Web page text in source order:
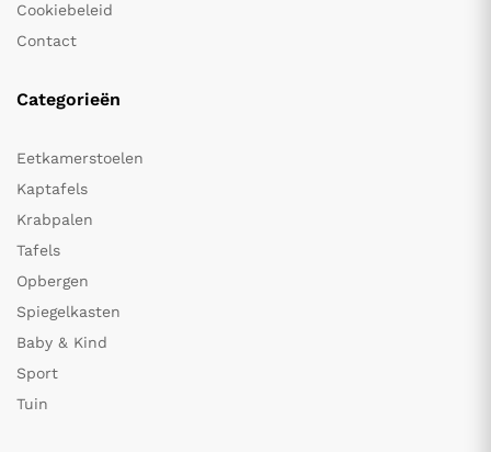
Cookiebeleid
Contact
Categorieën
Eetkamerstoelen
Kaptafels
Krabpalen
Tafels
Opbergen
Spiegelkasten
Baby & Kind
Sport
Tuin